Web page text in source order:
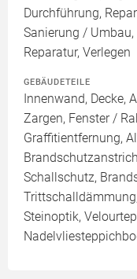
Durchführung,
Sanierung /
Reparatur, Verlegen
GEBÄUDETEILE
Innenwand, Decke,
Zargen, Fenster /
Graffitientfernung,
Schallschutz,
Steinoptik,